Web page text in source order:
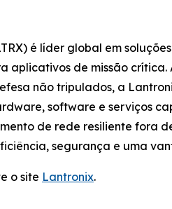
é líder global em
aplicativos de missão
não tripulados, a
software e serviços
de rede resiliente fora
segurança e uma
o site Lantronix.